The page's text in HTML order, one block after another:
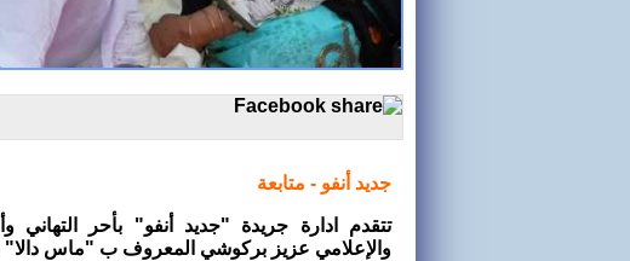
جديد أنفو - متابعة
تتقدم ادارة جريدة "جديد أنفو" بأحر
والإعلامي عزيز بركوشي المعروف ب "ماس دالا"